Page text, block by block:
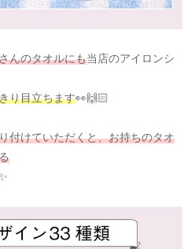
んのタオルにも当店のアイロンシ
り目立ちます👀🙌🏻
付けていただくと、お持ちのタオ